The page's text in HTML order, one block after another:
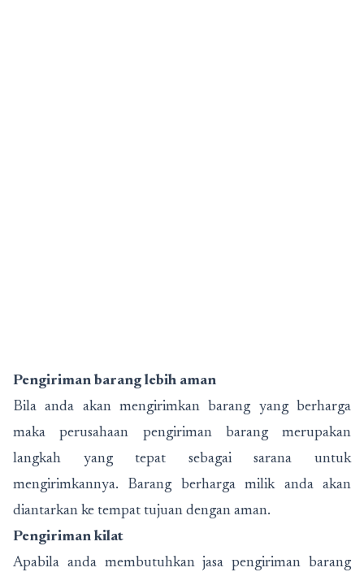
Pengiriman barang lebih aman
Bila anda akan mengirimkan barang yang berharga
maka perusahaan pengiriman barang merupakan
langkah yang tepat sebagai sarana untuk
mengirimkannya. Barang berharga milik anda akan
diantarkan ke tempat tujuan dengan aman.
Pengiriman kilat
Apabila anda membutuhkan jasa pengiriman barang